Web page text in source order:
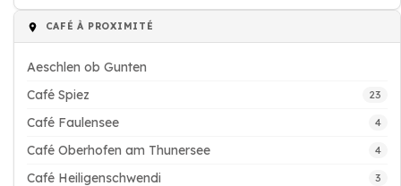
CAFÉ À PROXIMITÉ
Aeschlen ob Gunten
Café Spiez
23
Café Faulensee 4
Café Oberhofen am Thunersee 4
Café Heiligenschwendi 3